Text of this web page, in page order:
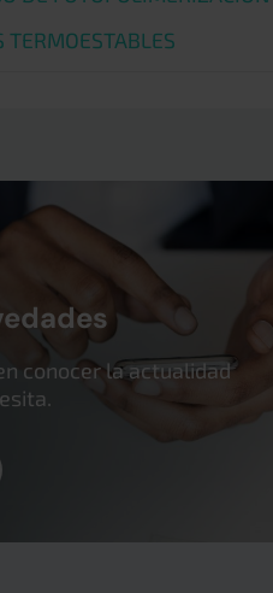
TERMOESTABLES
conocer la actualidad